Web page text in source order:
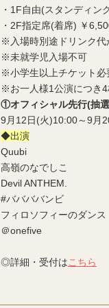
・1F自由(スタンディン
・2F指定席(着席) ￥
※入場時別途ドリンク代
※未就学児入場不可
※小学生以上チケット必
※お一人様1公演につき
①オフィシャル先行(抽
9月12日(火)10:00～9月
◆出演
Quubi
高嶺のなでしこ
Devil ANTHEM.
#ババババンビ
フィロソフィーのダンス
＠onefive
◎詳細・受付はこちら